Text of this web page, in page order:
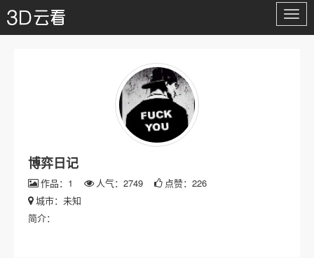
切
换
博弈日记
作品：1 人气：2749
点赞：226
城市：未知
简介：